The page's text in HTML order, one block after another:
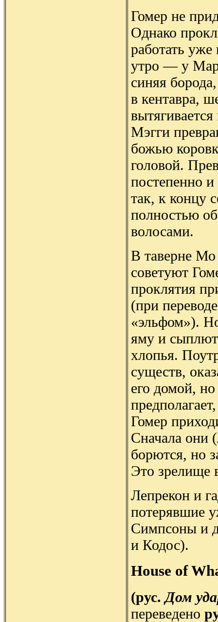
Гомер не
Однако
работать
утро — у
синяя
в кентавра,
Мэгги
божью
головой.
постепенно
так, к концу
полностью
волосами.
В таверне
советуют
проклятия
(при
«эльфом»).
яму и сыплют
хлопья.
существ,
его домой,
Гомер
Сначала они
борются, но
Это зрелище
Лепрекон и
потерявшие
Симпсоны и
и Кодос).
House of
(рус.Дом
переведено